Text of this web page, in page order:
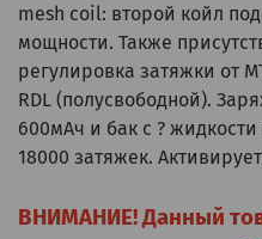
mesh coil: второй койл
мощности. Также
регулировка затяжки от
RDL (полусвободной).
600мАч и бак c ?
18000 затяжек.
ВНИМАНИЕ! Данный